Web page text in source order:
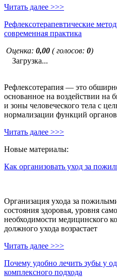
Читать далее >>>
Рефлексотерапевтические
современная практика
Оценка: 0,00 ( голосов: 0)
Загрузка...
Рефлексотерапия — это
основанное на воздействии на
и зоны человеческого тела с
нормализации функций
Читать далее >>>
Новые материалы:
Как организовать уход за
Организация ухода за
состояния здоровья, уровня
необходимости медицинского
должного ухода возрастает
Читать далее >>>
Почему удобно лечить зубы у
комплексного подхода